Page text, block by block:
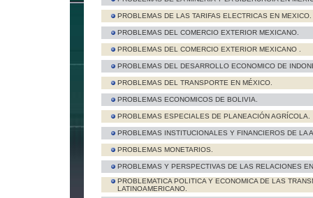
PROBLEMAS DE LAS TARIFAS ELECTRICAS EN MEXICO.
PROBLEMAS DEL COMERCIO EXTERIOR MEXICANO.
PROBLEMAS DEL COMERCIO EXTERIOR MEXICANO .
PROBLEMAS DEL DESARROLLO ECONOMICO DE
PROBLEMAS DEL TRANSPORTE EN MÉXICO.
PROBLEMAS ECONOMICOS DE BOLIVIA.
PROBLEMAS ESPECIALES DE PLANEACIÓN AGRÍCOLA.
PROBLEMAS INSTITUCIONALES Y FINANCIEROS DE LA
PROBLEMAS MONETARIOS.
PROBLEMAS Y PERSPECTIVAS DE LAS RELACIONES
PROBLEMATICA POLITICA Y ECONOMICA DE LAS
LATINOAMERICANO.